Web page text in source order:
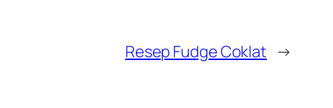
Resep Fudge Coklat →